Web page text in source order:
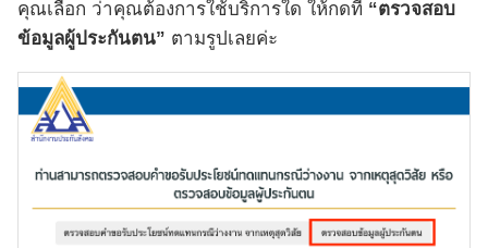
คุณเลือก ว่าคุณต้องการใช้บริการใด ให้กดที่ “ตรวจสอบ
ข้อมูลผู้ประกันตน” ตามรูปเลยค่ะ